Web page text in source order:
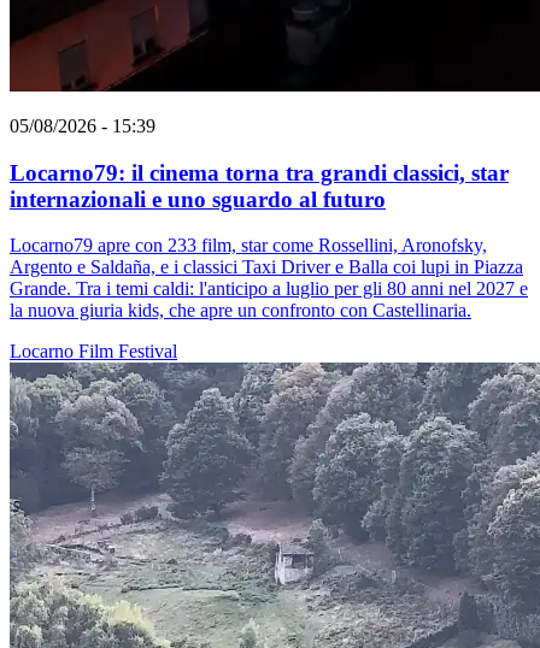
05/08/2026 - 15:39
Locarno79: il cinema torna tra grandi classici, star
internazionali e uno sguardo al futuro
Locarno79 apre con 233 film, star come Rossellini, Aronofsky,
Argento e Saldaña, e i classici Taxi Driver e Balla coi lupi in Piazza
Grande. Tra i temi caldi: l'anticipo a luglio per gli 80 anni nel 2027 e
la nuova giuria kids, che apre un confronto con Castellinaria.
Locarno Film Festival